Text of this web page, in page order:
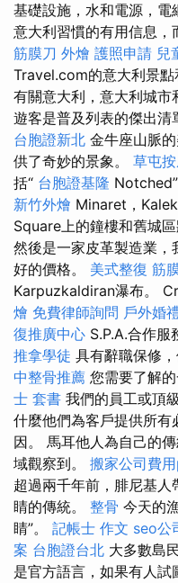
基礎設施，水和電源，電
意大利習慣的有用信息，
筋膜刀 外燴 護照申請 兒
Travel.com的意大利景
有關意大利，意大利城
遊客是普及列表的傑出清
台胞證新北 金牛座山脈
供了奇妙的景象。 草屯
括“ 台胞證基隆 Notched”
新竹外燴 Minaret，
Square上的鐘樓和舊城區
然後是一家皮革製造業，
好的價格。 美式整復 筋
Karpuzkaldiran瀑布。
燴 免費律師詢問 戶外婚
復推廣中心 S.P.A.合作服
推拿學徒 具有辭職保修
中整骨推薦 您需要了解
士 套書 我們的員工或頂
什麼他們為客戶提供所
因。 馬耳他人為自己的
域觀察到。 搬家公司費
超過兩千年前，腓尼基
睛的傳統。 整骨 今天的
睛”。 記帳士 作文 seo公
案 台胞證台北 大多數島
是官方語言，如果有人